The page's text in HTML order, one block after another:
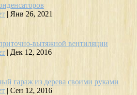
| Янв 26, 2021
вытяжной вентиляции
| Дек 12, 2016
гараж из дерева своими руками
| Сен 12, 2016